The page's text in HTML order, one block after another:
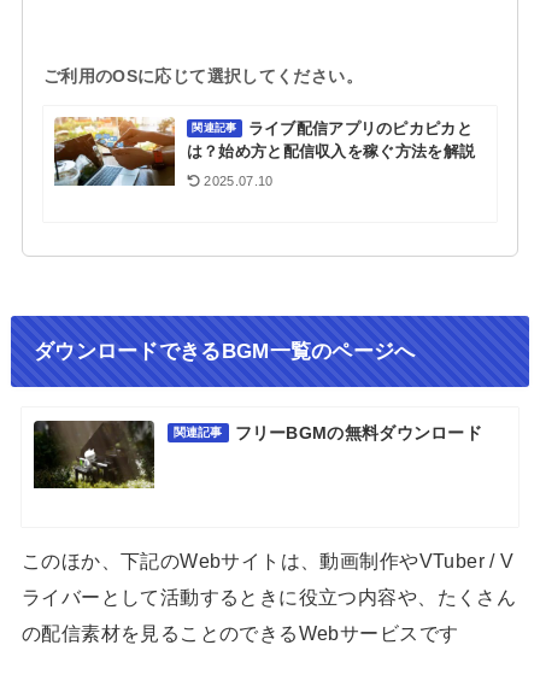
ご利用のOSに応じて選択してください。
関連記事
ライブ配信アプリのピカピカと
は？始め方と配信収入を稼ぐ方法を解説
2025.07.10
ダウンロードできるBGM一覧のページへ
関連記事 フリーBGMの無料ダウンロード
このほか、下記のWebサイトは、動画制作やVTuber / V
ライバーとして活動するときに役立つ内容や、たくさん
の配信素材を見ることのできるWebサービスです